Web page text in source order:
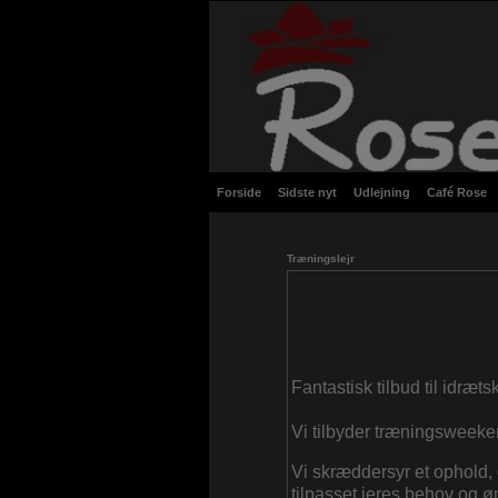
Forside Sidste nyt Udlejning Café Rose
Træningslejr
Fantastisk tilbud til
Vi tilbyder
Vi skræddersyr et ophold,
tilpasset jeres behov og